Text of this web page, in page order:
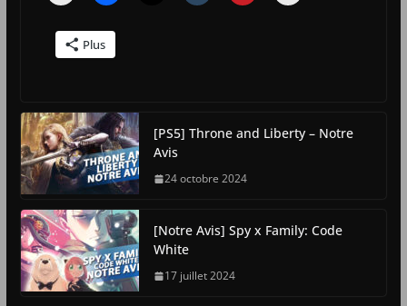
Plus
[PS5] Throne and Liberty – Notre
Avis
24 octobre 2024
[Notre Avis] Spy x Family: Code
White
17 juillet 2024